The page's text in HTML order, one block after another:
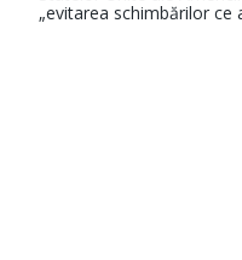
„evitarea schimbărilor ce